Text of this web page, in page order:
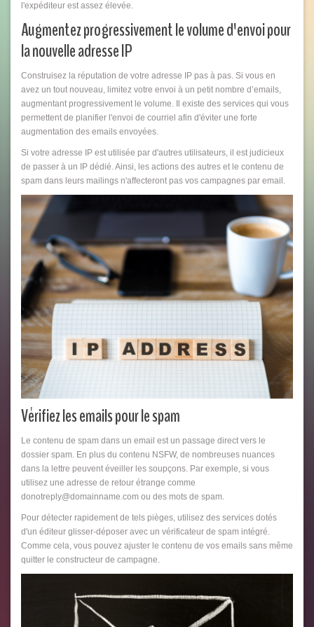
l'expéditeur est assez élevée.
Augmentez progressivement le volume d'envoi pour
la nouvelle adresse IP
Construisez la réputation de votre adresse IP pas à pas. Si vous en
avez un tout nouveau, limitez votre envoi à un petit nombre d’emails,
augmentant progressivement le volume. Il existe des services qui vous
permettent de planifier l'envoi de courriel afin d'éviter une forte
augmentation des emails envoyées.
Si votre adresse IP est utilisée par d'autres utilisateurs, il est judicieux
de passer à un IP dédié. Ainsi, les actions des autres et le contenu de
spam dans leurs mailings n'affecteront pas vos campagnes par email.
Vérifiez les emails pour le spam
Le contenu de spam dans un email est un passage direct vers le
dossier spam. En plus du contenu NSFW, de nombreuses nuances
dans la lettre peuvent éveiller les soupçons. Par exemple, si vous
utilisez une adresse de retour étrange comme
donotreply@domainname.com ou des mots de spam.
Pour détecter rapidement de tels pièges, utilisez des services dotés
d'un éditeur glisser-déposer avec un vérificateur de spam intégré.
Comme cela, vous pouvez ajuster le contenu de vos emails sans même
quitter le constructeur de campagne.